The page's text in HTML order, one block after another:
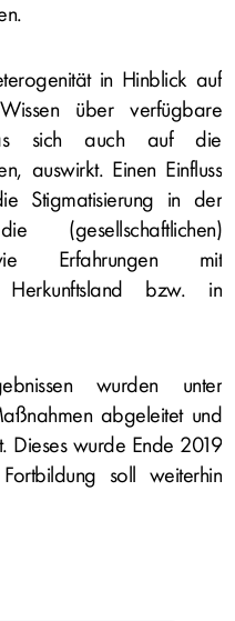
in Hinblick auf
über verfügbare
was sich auch auf die
auswirkt. Einen Einfluss
Stigmatisierung in der
(gesellschaftlichen)
Erfahrungen mit
Herkunftsland bzw. in
wurden unter
abgeleitet und
Dieses wurde Ende 2019
soll weiterhin